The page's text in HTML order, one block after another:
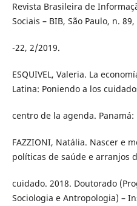
Revista Brasileira de
Sociais – BIB, São Paulo, n. 89,
-22, 2/2019.
ESQUIVEL, Valeria. La
Latina: Poniendo a los
centro de la agenda. Panamá:
FAZZIONI, Natália. Nascer e
políticas de saúde e arranjos
cuidado. 2018. Doutorado
Sociologia e Antropologia) –